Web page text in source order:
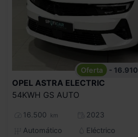
- 16.910
OPEL ASTRA ELECTRIC
54KWH GS AUTO
16.500 km
2023
Automático
Eléctrico